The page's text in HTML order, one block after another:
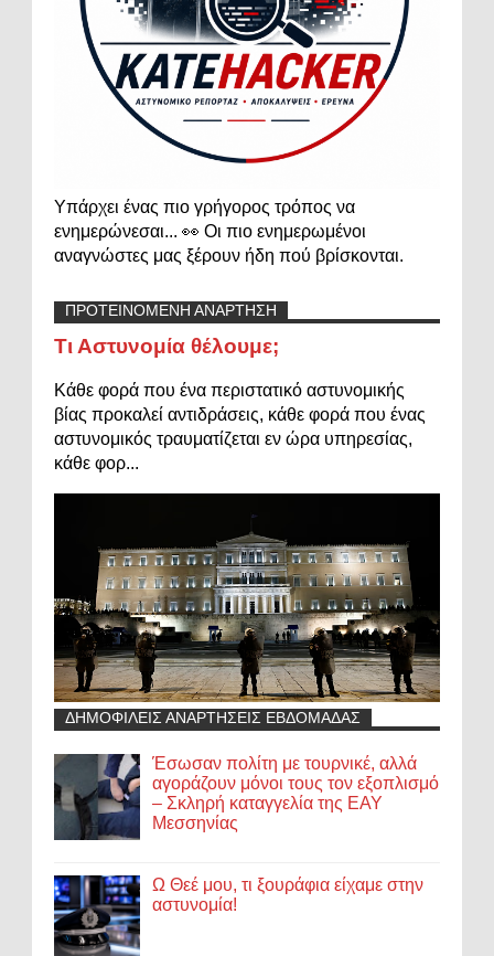
Υπάρχει ένας πιο γρήγορος τρόπος να
ενημερώνεσαι... 👀 Οι πιο ενημερωμένοι
αναγνώστες μας ξέρουν ήδη πού βρίσκονται.
ΠΡΟΤΕΙΝΟΜΕΝΗ ΑΝΑΡΤΗΣΗ
Τι Αστυνομία θέλουμε;
Κάθε φορά που ένα περιστατικό αστυνομικής
βίας προκαλεί αντιδράσεις, κάθε φορά που ένας
αστυνομικός τραυματίζεται εν ώρα υπηρεσίας,
κάθε φορ...
ΔΗΜΟΦΙΛΕΙΣ ΑΝΑΡΤΗΣΕΙΣ ΕΒΔΟΜΑΔΑΣ
Έσωσαν πολίτη με τουρνικέ, αλλά
αγοράζουν μόνοι τους τον εξοπλισμό
– Σκληρή καταγγελία της ΕΑΥ
Μεσσηνίας
Ω Θεέ μου, τι ξουράφια είχαμε στην
αστυνομία!